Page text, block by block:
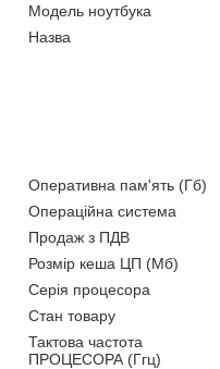
Модель ноутбука
Назва
Оперативна пам'ять (Гб)
Операційна система
Продаж з ПДВ
Розмір кеша ЦП (Мб)
Серія процесора
Стан товару
Тактова частота
ПРОЦЕСОРА (Ггц)